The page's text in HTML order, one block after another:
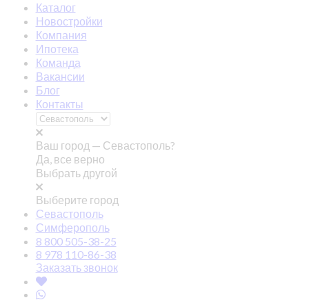
Каталог
Новостройки
Компания
Ипотека
Команда
Вакансии
Блог
Контакты
Ваш город — Севастополь?
Да, все верно
Выбрать другой
Выберите город
Севастополь
Симферополь
8 800 505-38-25
8 978 110-86-38
Заказать звонок